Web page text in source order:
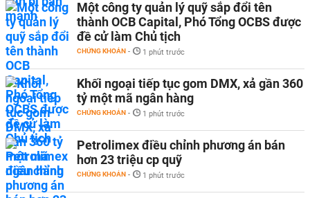
Một công ty quản lý quỹ sắp đổi tên
thành OCB Capital, Phó Tổng OCBS được
đề cử làm Chủ tịch
CHỨNG KHOÁN - 1 phút trước
Khối ngoại tiếp tục gom DMX, xả gần 360
tỷ một mã ngân hàng
CHỨNG KHOÁN - 1 phút trước
Petrolimex điều chỉnh phương án bán
hơn 23 triệu cp quỹ
CHỨNG KHOÁN - 1 phút trước